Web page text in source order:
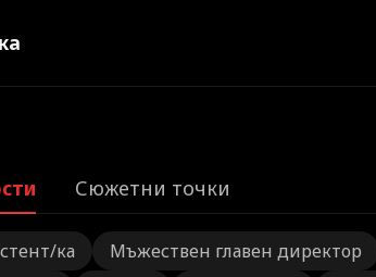
Сюжетни точки
ка Мъжествен главен директор